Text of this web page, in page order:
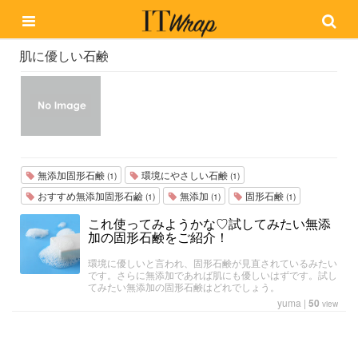
肌に優しい石鹸
無添加固形石鹸 (1) 環境にやさしい石鹸 (1)
おすすめ無添加固形石鹼 (1) 無添加 (1) 固形石鹸 (1)
これ使ってみようかな♡試してみたい無添
加の固形石鹸をご紹介！
環境に優しいと言われ、固形石鹸が見直されているみたい
です。さらに無添加であれば肌にも優しいはずです。試し
てみたい無添加の固形石鹸はどれでしょう。
yuma | 50 view